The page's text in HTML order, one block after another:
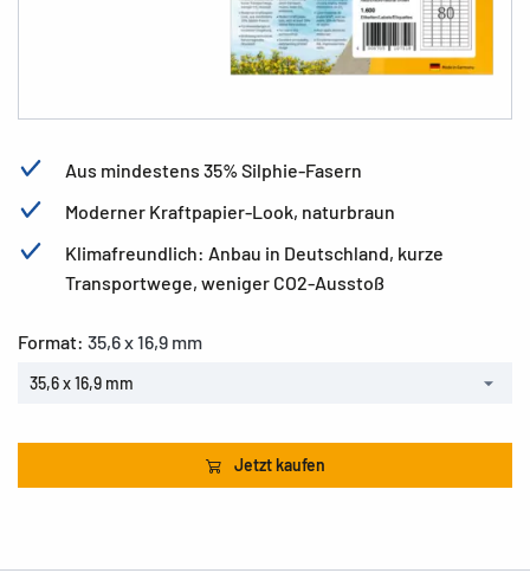
Aus mindestens 35% Silphie-Fasern
Moderner Kraftpapier-Look, naturbraun
Klimafreundlich: Anbau in Deutschland, kurze
Transportwege, weniger CO2-Ausstoß
Format: 35,6 x 16,9 mm
35,6 x 16,9 mm
Jetzt kaufen